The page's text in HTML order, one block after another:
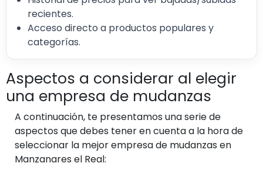
recientes.
Acceso directo a productos populares y
categorías.
Aspectos a considerar al elegir
una empresa de mudanzas
A continuación, te presentamos una serie de
aspectos que debes tener en cuenta a la hora de
seleccionar la mejor empresa de mudanzas en
Manzanares el Real: